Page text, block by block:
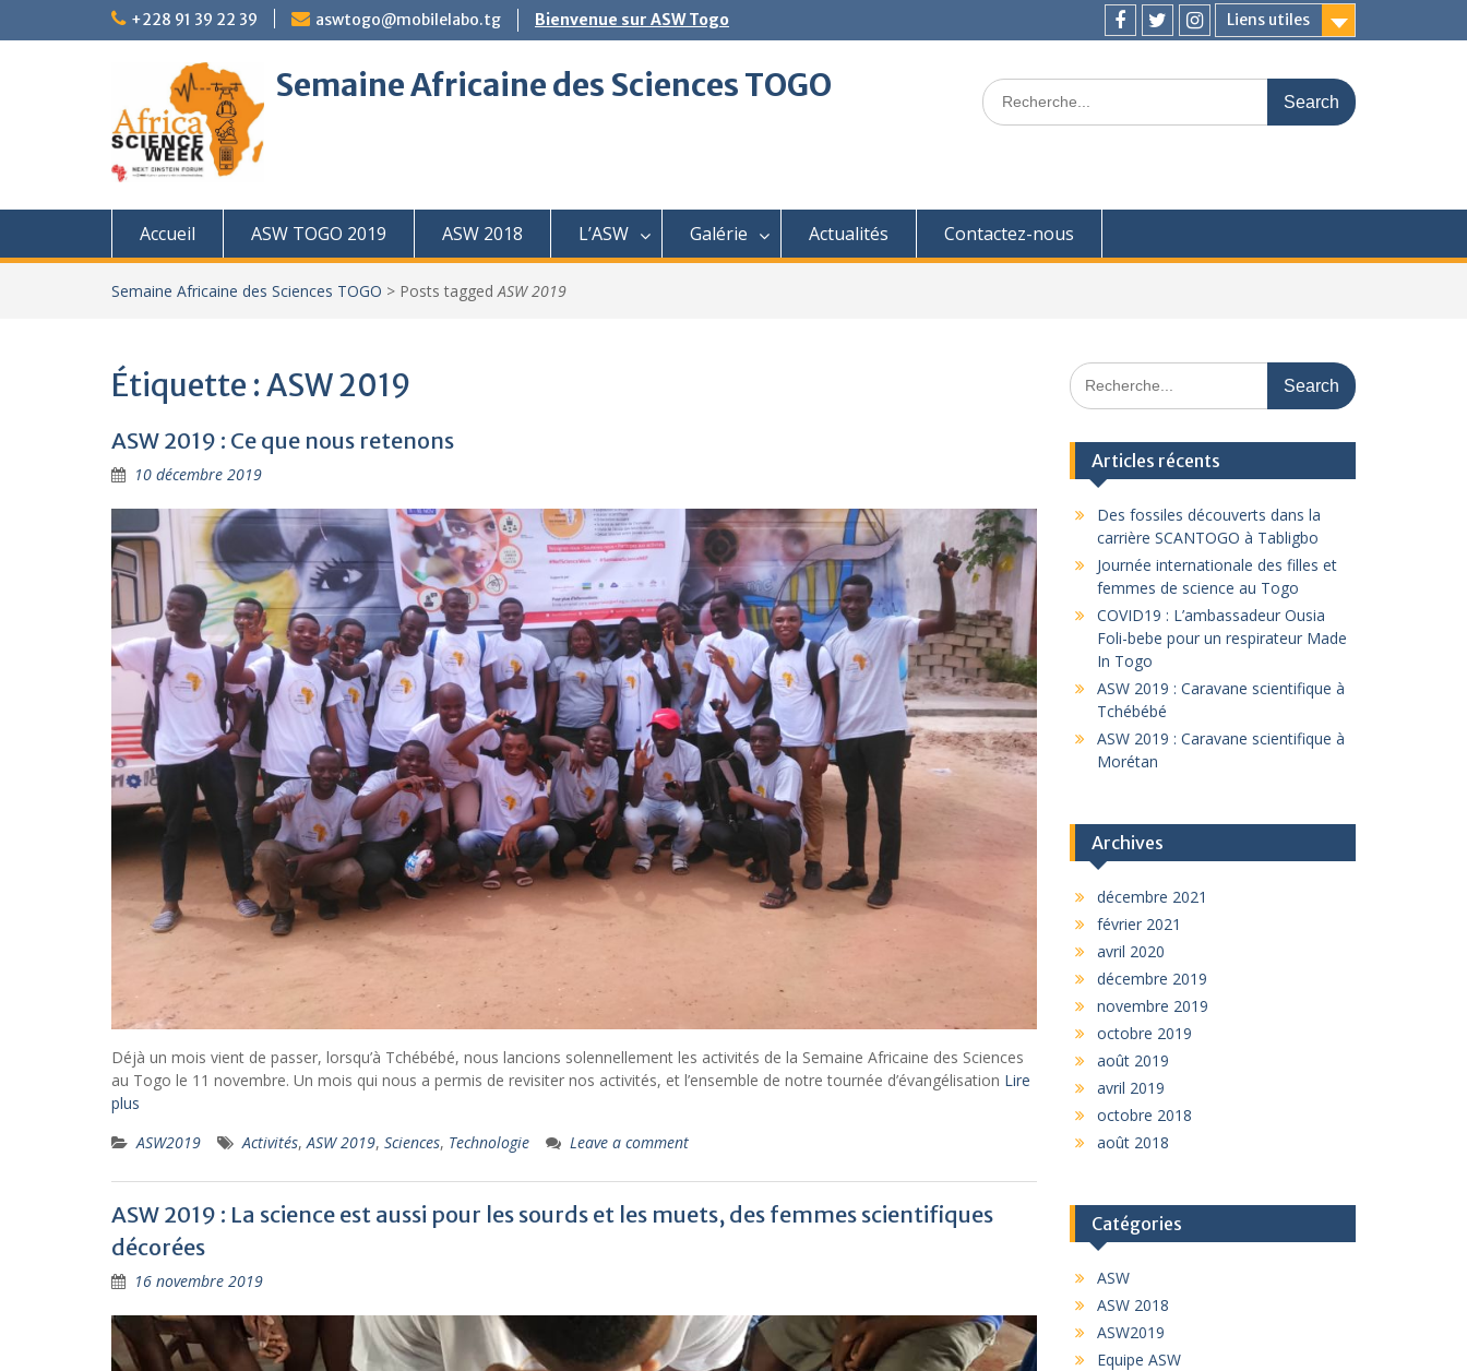
+228 91 39 22 39 aswtogo@mobilelabo.tg Bienvenue sur ASW Togo
Liens utiles
Facebook
TwitterInstagram
Semaine Africaine des Sciences TOGO
Search
for:
Accueil ASW TOGO 2019 ASW 2018 L’ASW Galérie Actualités Contactez-nous
Semaine Africaine des Sciences TOGO > Posts taggedASW 2019
Étiquette :ASW 2019
ASW 2019 : Ce que nous retenons
10 décembre 2019
Déjà un mois vient de passer, lorsqu’à Tchébébé, nous lancions solennellement les activités de la Semaine Africaine des Sciences
au Togo le 11 novembre. Un mois qui nous a permis de revisiter nos activités, et l’ensemble de notre tournée d’évangélisation Lire
plus
ASW2019
Activités, ASW 2019, Sciences, Technologie Leave a comment
ASW 2019 : La science est aussi pour les sourds et les muets, des femmes scientifiques
décorées
16 novembre 2019
Search
for:
Articles récents
Des fossiles découverts dans la
carrière SCANTOGO à Tabligbo
Journée internationale des filles et
femmes de science au Togo
COVID19 : L’ambassadeur Ousia
Foli-bebe pour un respirateur Made
In Togo
ASW 2019 : Caravane scientifique à
Tchébébé
ASW 2019 : Caravane scientifique à
Morétan
Archives
décembre 2021
février 2021
avril 2020
décembre 2019
novembre 2019
octobre 2019
août 2019
avril 2019
octobre 2018
août 2018
Catégories
ASW
ASW 2018
ASW2019
Equipe ASW